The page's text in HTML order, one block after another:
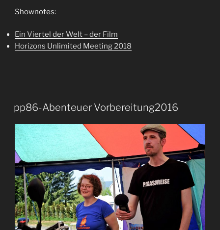
Shownotes:
Ein Viertel der Welt – der Film
Horizons Unlimited Meeting 2018
pp86-Abenteuer Vorbereitung2016